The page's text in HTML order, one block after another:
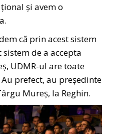
și avem o
că prin acest sistem
de a accepta
UDMR-ul are toate
prefect, au președinte
Mureș, la Reghin.